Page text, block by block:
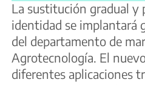
La sustitución gradual y
identidad se implantará
del departamento de
Agrotecnología. El
diferentes aplicaciones